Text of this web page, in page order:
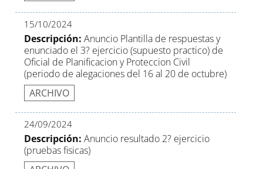
15/10/2024
Descripción:Anuncio Plantilla de respuestas y
enunciado el 3? ejercicio (supuesto practico) de
Oficial de Planificacion y Proteccion Civil
(periodo de alegaciones del 16 al 20 de octubre)
ARCHIVO
24/09/2024
Descripción:Anuncio resultado 2? ejercicio
(pruebas fisicas)